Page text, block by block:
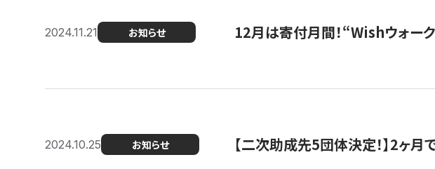
2024.11.21 お知らせ 12月は寄付月間！“Wishウォー
2024.10.25 お知らせ 【二次助成先5団体決定！】2ヶ